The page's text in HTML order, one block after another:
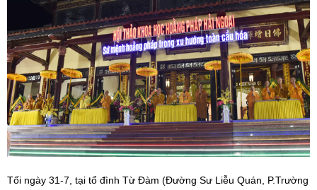
Tối ngày 31-7, tại tổ đình Từ Đàm (Đường Sư Liễu Quán, P.Trường